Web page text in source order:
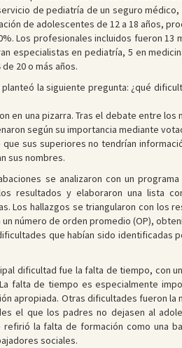
de pediatría de un seguro
de adolescentes de 12 a 18 años,
Los profesionales incluidos fueron
especialistas en pediatría, 5 en
20 o más años.
la siguiente pregunta: ¿qué
en una pizarra. Tras el debate entre
según su importancia mediante
sus superiores no tendrían
sus nombres.
se analizaron con un
resultados y elaboraron una lista
Los hallazgos se triangularon con los
número de orden promedio (OP),
que habían sido
dificultad fue la falta de tiempo, con
falta de tiempo es especialmente
apropiada. Otras dificultades fueron
el que los padres no dejasen al
la falta de formación como una
sociales.